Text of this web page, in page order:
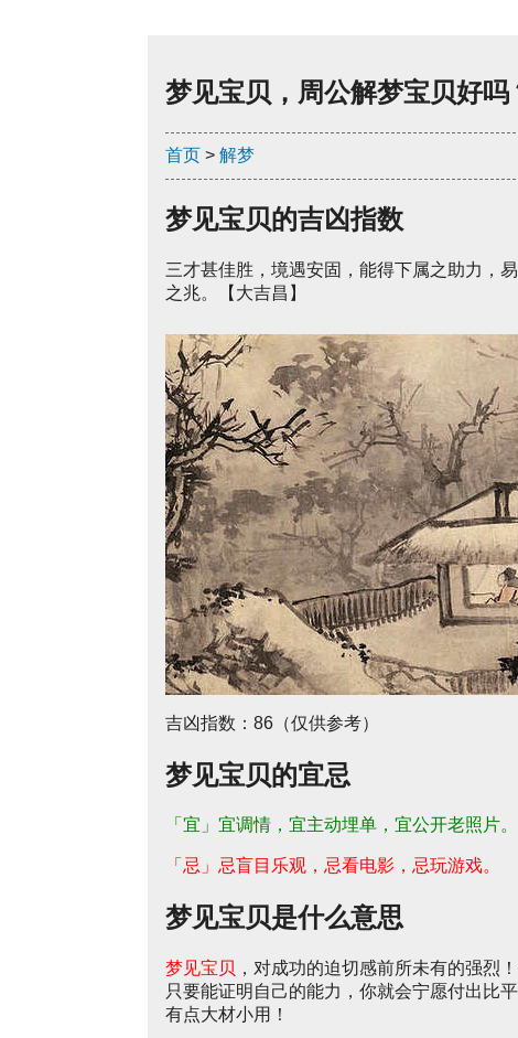
梦见宝贝，周公解梦宝贝好吗
首页 > 解梦
梦见宝贝的吉凶指数
三才甚佳胜，境遇安固，能得下属之助力，
之兆。【大吉昌】
吉凶指数：86（仅供参考）
梦见宝贝的宜忌
「宜」宜调情，宜主动埋单，宜公开老照片。
「忌」忌盲目乐观，忌看电影，忌玩游戏。
梦见宝贝是什么意思
梦见宝贝 ，对成功的迫切感前所未有的强烈
只要能证明自己的能力，你就会宁愿付出比
有点大材小用！